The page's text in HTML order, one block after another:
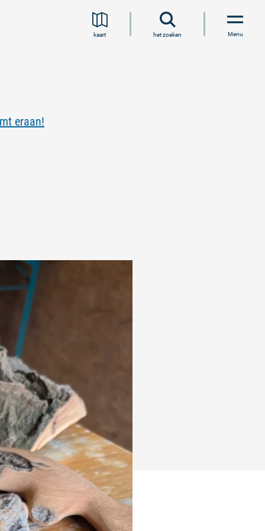
kaart het zoeken Menu
eraan!